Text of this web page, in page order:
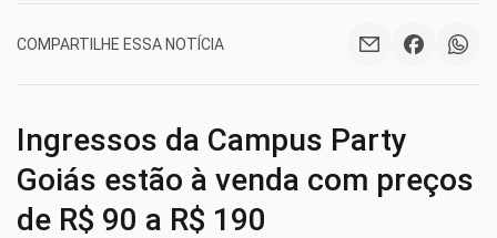
COMPARTILHE ESSA NOTÍCIA
Ingressos da Campus Party
Goiás estão à venda com preços
de R$ 90 a R$ 190